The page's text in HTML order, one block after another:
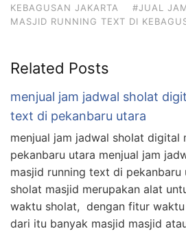
KEBAGUSAN JAKARTA
#JUAL
MASJID RUNNING TEXT DI
Related Posts
menjual jam jadwal sholat
text di pekanbaru utara
menjual jam jadwal sholat digital
pekanbaru utara menjual jam
masjid running text di pekanbaru
sholat masjid merupakan alat
waktu sholat, dengan fitur
dari itu banyak masjid masjid